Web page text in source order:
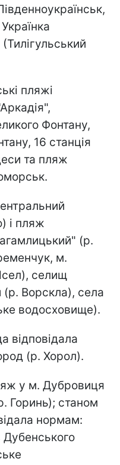
пляжі
Фонтану,
16 станція
та пляж
і пляж
(р.
м.
селищ
(р. Ворскла), села
водосховище).
відповідала
(р. Хорол).
у м. Дубровиця
Горинь); станом
нормам: